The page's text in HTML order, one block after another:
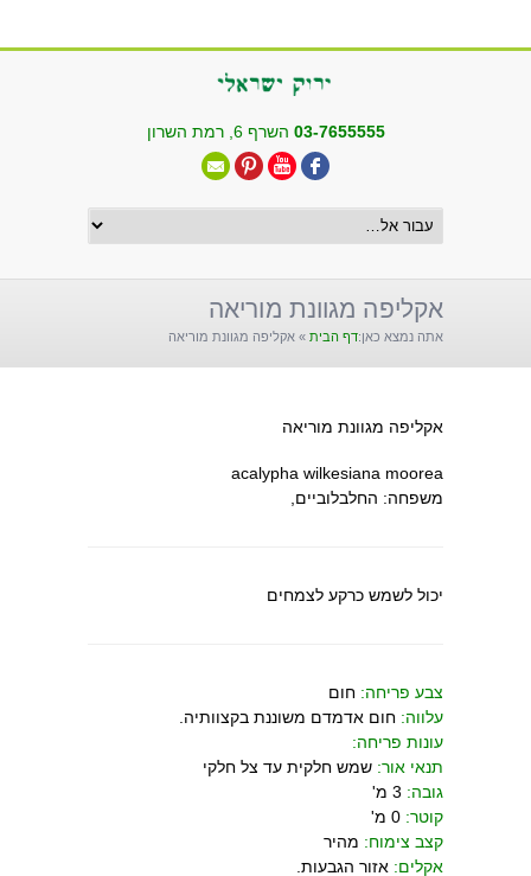
03-7655555 השרף 6, רמת השרון
אקליפה מגוונת מוריאה
אתה נמצא כאן:דף הבית » אקליפה מגוונת מוריאה
אקליפה מגוונת מוריאה
acalypha wilkesiana moorea
משפחה: החלבלוביים,
יכול לשמש כרקע לצמחים
צבע פריחה: חום
עלווה: חום אדמדם משוננת בקצוותיה.
עונות פריחה:
תנאי אור: שמש חלקית עד צל חלקי
גובה:
קוטר:
קצב צימוח: מהיר
אקלים: אזור הגבעות.